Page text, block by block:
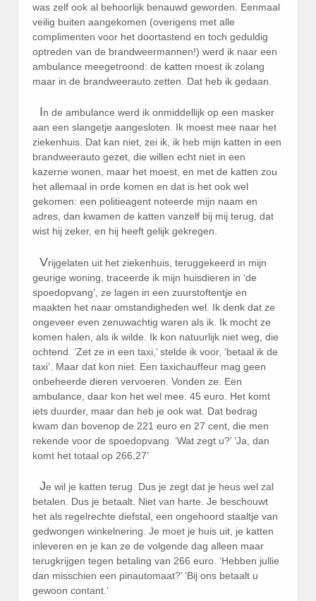
was zelf ook al behoorlijk benauwd geworden. Eenmaal
veilig buiten aangekomen (overigens met alle
complimenten voor het doortastend en toch geduldig
optreden van de brandweermannen!) werd ik naar een
ambulance meegetroond: de katten moest ik zolang
maar in de brandweerauto zetten. Dat heb ik gedaan.
In de ambulance werd ik onmiddellijk op een masker
aan een slangetje aangesloten. Ik moest mee naar het
ziekenhuis. Dat kan niet, zei ik, ik heb mijn katten in een
brandweerauto gezet, die willen echt niet in een
kazerne wonen, maar het moest, en met de katten zou
het allemaal in orde komen en dat is het ook wel
gekomen: een politieagent noteerde mijn naam en
adres, dan kwamen de katten vanzelf bij mij terug, dat
wist hij zeker, en hij heeft gelijk gekregen.
Vrijgelaten uit het ziekenhuis, teruggekeerd in mijn
geurige woning, traceerde ik mijn huisdieren in ‘de
spoedopvang’, ze lagen in een zuurstoftentje en
maakten het naar omstandigheden wel. Ik denk dat ze
ongeveer even zenuwachtig waren als ik. Ik mocht ze
komen halen, als ik wilde. Ik kon natuurlijk niet weg, die
ochtend. ‘Zet ze in een taxi,’ stelde ik voor, ‘betaal ik de
taxi’. Maar dat kon niet. Een taxichauffeur mag geen
onbeheerde dieren vervoeren. Vonden ze. Een
ambulance, daar kon het wel mee. 45 euro. Het komt
iets duurder, maar dan heb je ook wat. Dat bedrag
kwam dan bovenop de 221 euro en 27 cent, die men
rekende voor de spoedopvang. ‘Wat zegt u?’ ‘Ja, dan
komt het totaal op 266,27’
Je wil je katten terug. Dus je zegt dat je heus wel zal
betalen. Dus je betaalt. Niet van harte. Je beschouwt
het als regelrechte diefstal, een ongehoord staaltje van
gedwongen winkelnering. Je moet je huis uit, je katten
inleveren en je kan ze de volgende dag alleen maar
terugkrijgen tegen betaling van 266 euro. ‘Hebben jullie
dan misschien een pinautomaat?’ ‘Bij ons betaalt u
gewoon contant.’